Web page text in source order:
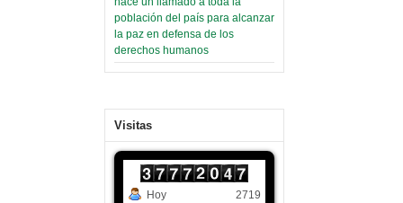
población del país para alcanzar
la paz en defensa de los
derechos humanos
Visitas
Hoy
2719